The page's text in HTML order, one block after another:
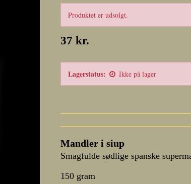
Produktet er udsolgt.
37 kr.
Lagerstatus: Ikke på lager
Mandler i siup
Smagfulde sødlige spanske
150 gram